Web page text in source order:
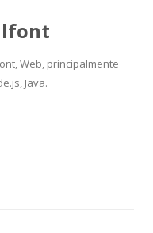
Web, principalmente
Java.